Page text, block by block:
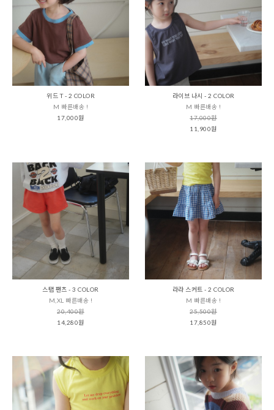
위드 T - 2 COLOR
M 빠른배송 !
17,000원
라이브 나시 - 2 COLOR
M 빠른배송 !
17,000원
11,900원
스탭 팬츠 - 3 COLOR
M,XL 빠른배송 !
20,400원
14,280원
라라 스커트 - 2 COLOR
M 빠른배송 !
25,500원
17,850원